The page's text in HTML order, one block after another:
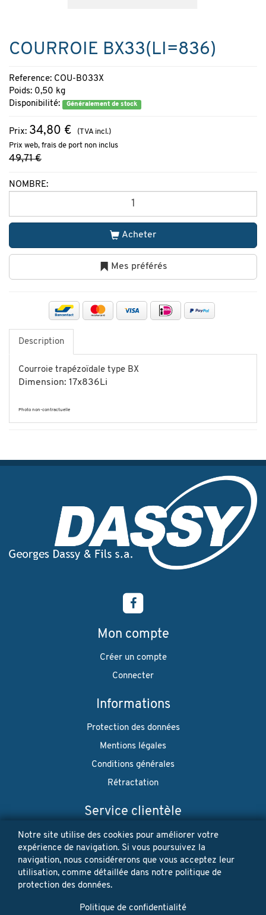
COURROIE BX33(LI=836)
Reference: COU-B033X
Poids: 0,50 kg
Disponibilité:
Généralement de stock
Prix: 34,80 €
(TVA incl.)
Prix web, frais de port non inclus
49,71 €
NOMBRE:
Acheter
Mes préférés
Description
Courroie trapézoïdale type BX
Dimension: 17x836Li
Photo non-contractuelle
Mon compte
Créer un compte
Connecter
Informations
Protection des données
Mentions légales
Conditions générales
Rétractation
Service clientèle
Envoi
Newsletter
Restez à jour! Vos données personnelles ne seront jamais
Notre site utilise des cookies pour améliorer votre
expérience de navigation. Si vous poursuivez la
navigation, nous considérerons que vous acceptez leur
utilisation, comme détaillée dans notre politique de
protection des données.
Politique de confidentialité